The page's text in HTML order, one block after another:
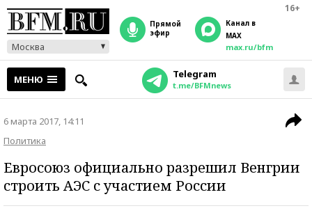
16+
Москва
прямой
эфир
Канал в
MAX
max.ru/bfm
МЕНЮ Telegram
t.me/BFMnews
6 марта 2017, 14:11
Политика
Евросоюз официально разрешил Венгрии
строить АЭС с участием России